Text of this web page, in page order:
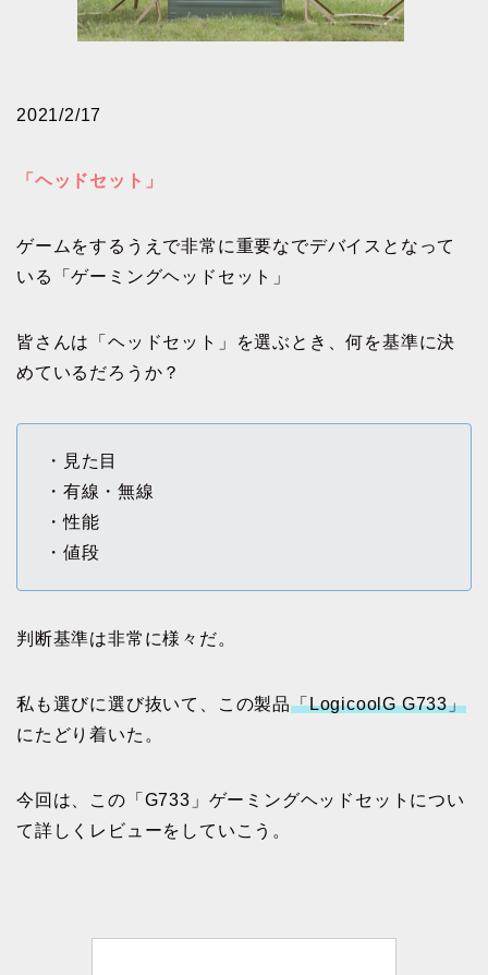
2021/2/17
「ヘッドセット」
ゲームをするうえで非常に重要なでデバイスとなって
いる「ゲーミングヘッドセット」
皆さんは「ヘッドセット」を選ぶとき、何を基準に決
めているだろうか？
・見た目
・有線・無線
・性能
・値段
判断基準は非常に様々だ。
私も選びに選び抜いて、この製品「LogicoolG G733」
にたどり着いた。
今回は、この「G733」ゲーミングヘッドセットについ
て詳しくレビューをしていこう。